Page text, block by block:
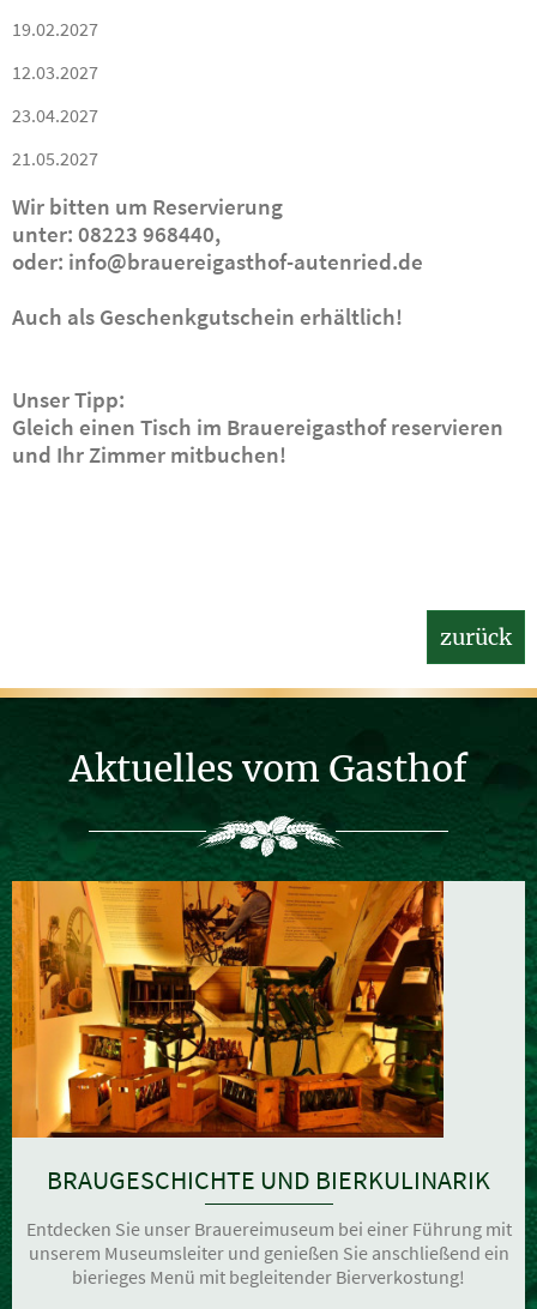
19.02.2027
12.03.2027
23.04.2027
21.05.2027
Wir bitten um Reservierung
unter: 08223 968440,
oder: info@brauereigasthof-autenried.de
Auch als Geschenkgutschein erhältlich!
Unser Tipp:
Gleich einen Tisch im Brauereigasthof reservieren
und Ihr Zimmer mitbuchen!
zurück
Aktuelles vom Gasthof
BRAUGESCHICHTE UND BIERKULINARIK
Entdecken Sie unser Brauereimuseum bei einer Führung mit
unserem Museumsleiter und genießen Sie anschließend ein
bierieges Menü mit begleitender Bierverkostung!